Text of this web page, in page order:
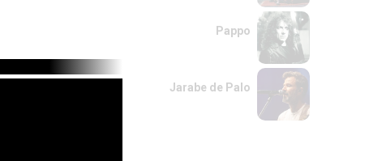
Pappo
Jarabe de Palo